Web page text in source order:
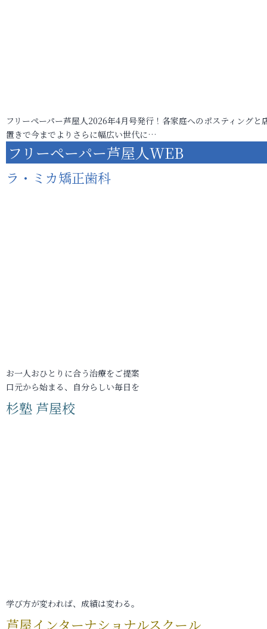
フリーペーパー芦屋人2026年4月号発行！各家庭へのポスティングと
置きで今までよりさらに幅広い世代に…
フリーペーパー芦屋人WEB
ラ・ミカ矯正歯科
お一人おひとりに合う治療をご提案
口元から始まる、自分らしい毎日を
杉塾 芦屋校
学び方が変われば、成績は変わる。
芦屋インターナショナルスクール